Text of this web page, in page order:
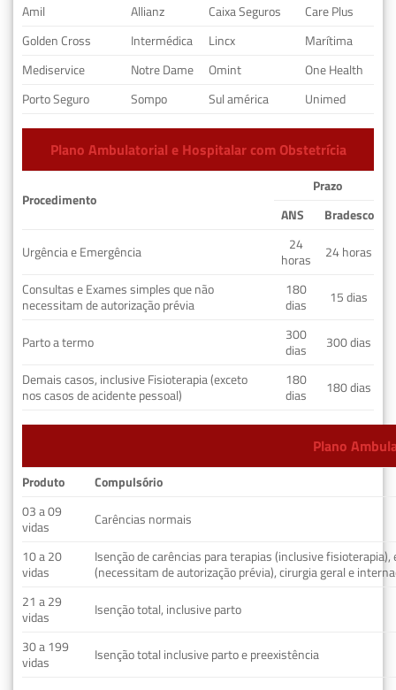
Amil
Allianz Caixa Seguros
Care Plus
Golden Cross
Intermédica Lincx
Marítima
Mediservice
Notre Dame Omint
One Health
Porto Seguro
Sompo Sul américa Unimed
Plano Ambulatorial e Hospitalar com Obstetrícia
Procedimento
Prazo
ANS
Bradesco
Urgência e Emergência
24
horas
24 horas
Consultas e Exames simples que não
necessitam de autorização prévia
180
dias
15 dias
Parto a termo
300
dias
300 dias
Demais casos, inclusive Fisioterapia (exceto
nos casos de acidente pessoal)
180
dias
180 dias
Plano
Produto
Compulsório
03 a 09
vidas
Carências normais
10 a 20
vidas
Isenção de carências para terapias (inclusive fisioterapia),
(necessitam de autorização prévia), cirurgia geral e
21 a 29
vidas
Isenção total, inclusive parto
30 a 199
vidas
Isenção total inclusive parto e preexistência